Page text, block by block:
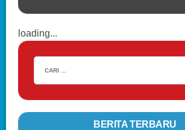
loading...
BERITA TERBARU